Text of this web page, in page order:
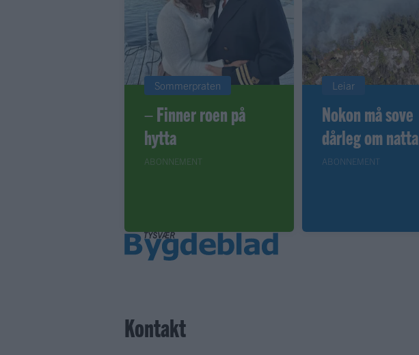
Sommerpraten
– Finner roen på
hytta
ABONNEMENT
Leiar
Nokon må sove
dårleg om natta
ABONNEMENT
Kontakt